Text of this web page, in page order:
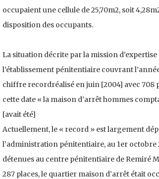
occupaient une cellule de 25,70m2, soit
disposition des occupants.
La situation décrite par la mission
l’établissement pénitentiaire couvrant
chiffre recordréalisé en juin [2004] avec 708
cette date « la maison d’arrêt hommes
[avait été]
Actuellement, le « record » est largement
l’administration pénitentiaire, au 1er
détenues au centre pénitentiaire de Remiré
287 places, le quartier maison d’arrêt était